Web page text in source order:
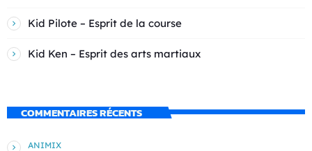
Kid Pilote – Esprit de la course
Kid Ken – Esprit des arts martiaux
COMMENTAIRES RÉCENTS
ANIMIX